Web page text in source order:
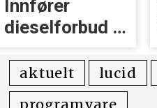
Innfører
diesel­forbud i
Italia
aktuelt lucid
programvare